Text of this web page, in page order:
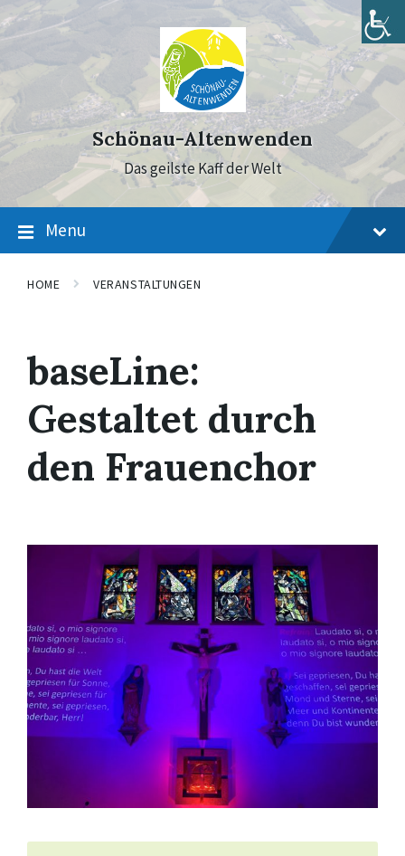
to
content
to
main
navigation
to
footer
Schönau-Altenwenden
Das geilste Kaff der Welt
Menu
HOME VERANSTALTUNGEN
baseLine:
Gestaltet durch
den Frauenchor